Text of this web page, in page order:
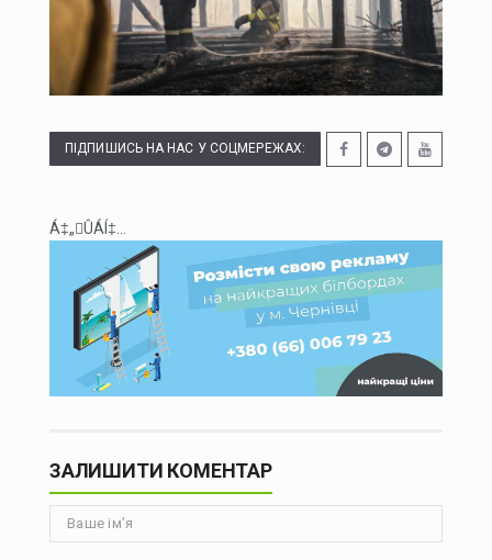
На Буковині судитимуть голову громади та інженера технагляду за розтрату понад 15 млн грн на будівництві укриття для школи
На Буковині судитимуть жителя Дніпра за організацію незаконного переправлення ухилянтів до Молдови
Через аварію на бульварі Героїв Крут у Чернівцях до вечора не буде води в низці будинків
ПІДПИШИСЬ НА НАС У СОЦМЕРЕЖАХ:
Á‡„ÛÁÍ‡...
ЗАЛИШИТИ КОМЕНТАР